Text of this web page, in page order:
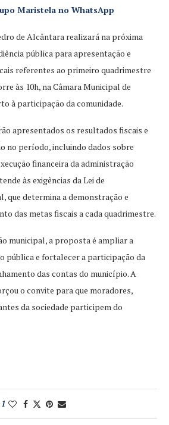
Maristela no WhatsApp
de Alcântara realizará na próxima
pública para apresentação e
referentes ao primeiro quadrimestre
às 10h, na Câmara Municipal de
à participação da comunidade.
apresentados os resultados fiscais e
no período, incluindo dados sobre
financeira da administração
às exigências da Lei de
que determina a demonstração e
das metas fiscais a cada quadrimestre.
municipal, a proposta é ampliar a
pública e fortalecer a participação da
das contas do município. A
o convite para que moradores,
da sociedade participem do
1